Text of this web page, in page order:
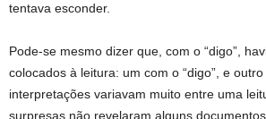
tentava esconder.
Pode-se mesmo dizer que, com o “digo”,
colocados à leitura: um com o “digo”, e
interpretações variavam muito entre uma
surpresas não revelaram alguns